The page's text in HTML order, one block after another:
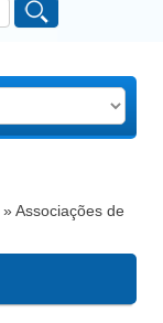
» Associações de